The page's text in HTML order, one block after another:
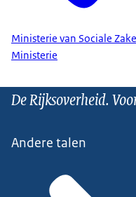
Ministerie van Sociale
Ministerie
De Rijksoverheid.
Andere talen